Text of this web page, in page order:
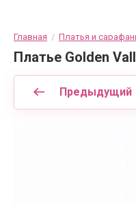
Главная
  /
Платья и
Платье Golden
Предыдущий